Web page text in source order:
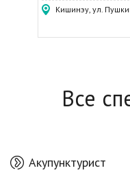
Кишинэу, ул.
Все
Акупунктурист